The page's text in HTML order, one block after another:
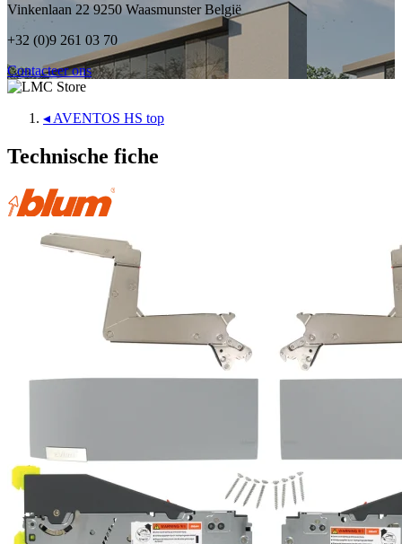
Vinkenlaan 22 9250 Waasmunster België
+32 (0)9 261 03 70
Contacteer ons
◂ AVENTOS HS top
Technische fiche